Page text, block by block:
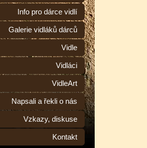
Info pro dárce vidlí
Galerie vidláků dárců
Vidle
Vidláci
VidleArt
Napsali a řekli o nás
Vzkazy, diskuse
Kontakt